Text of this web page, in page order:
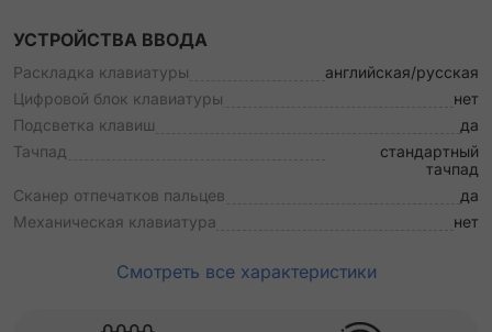
УСТРОЙСТВА ВВОДА
Раскладка клавиатуры
английская/русская
Цифровой блок клавиатуры
нет
Подсветка клавиш
да
Тачпад
стандартный
тачпад
Сканер отпечатков пальцев
да
Механическая клавиатура
нет
Смотреть все характеристики